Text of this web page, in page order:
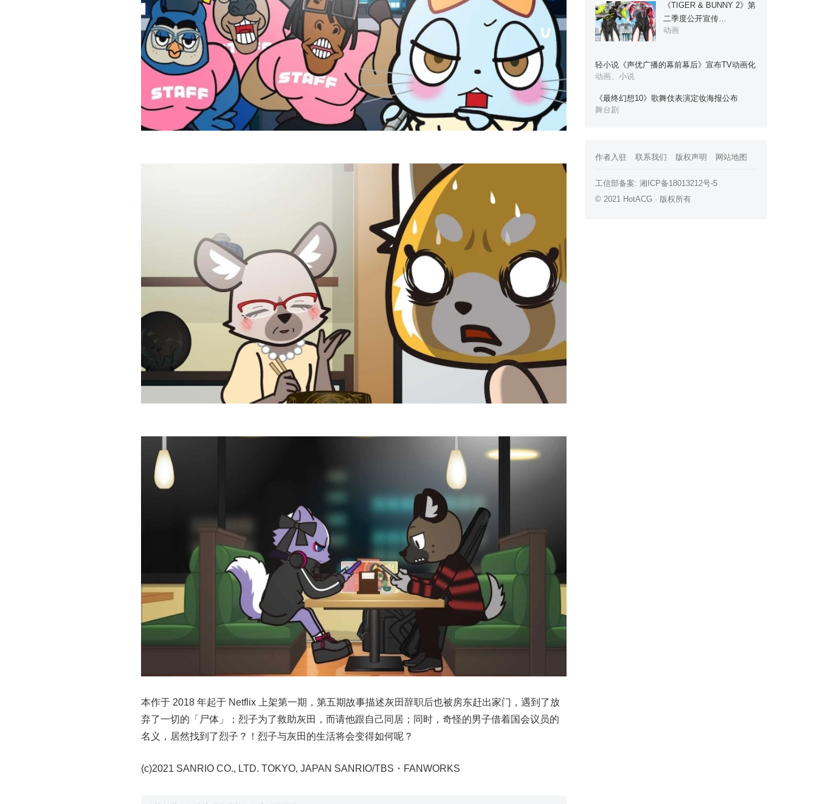
本作于 2018 年起于 Netflix 上架第一期，第五期故事描述灰田辞职后也被房东赶出家门，遇到了放
弃了一切的「尸体」；烈子为了救助灰田，而请他跟自己同居；同时，奇怪的男子借着国会议员的
名义，居然找到了烈子？！烈子与灰田的生活将会变得如何呢？
(c)2021 SANRIO CO., LTD. TOKYO, JAPAN SANRIO/TBS・FANWORKS
《TIGER & BUNNY 2》第
二季度公开宣传…
动画
轻小说《声优广播的幕前幕后》宣布TV动画化
动画、小说
《最终幻想10》歌舞伎表演定妆海报公布
舞台剧
作者入驻 联系我们 版权声明 网站地图
工信部备案: 湘ICP备18013212号-5
© 2021 HotACG · 版权所有